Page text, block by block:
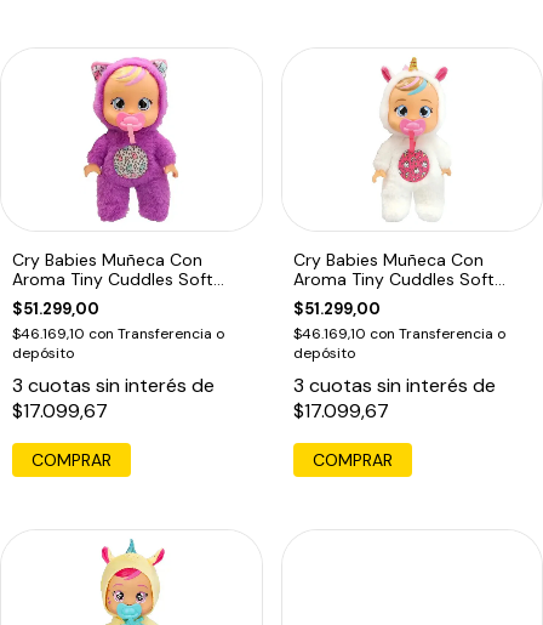
Cry Babies Muñeca Con
Aroma Tiny Cuddles Soft
Scents
$51.299,00
$46.169,10 con Transferencia o
depósito
3 cuotas sin interés de
$17.099,67
Cry Babies Muñeca Con
Aroma Tiny Cuddles Soft
Scents
$51.299,00
$46.169,10 con Transferencia o
depósito
3 cuotas sin interés de
$17.099,67